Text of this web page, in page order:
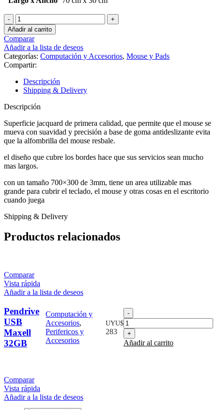
Mousepad
Gamer
70x30cm
Gaming
D0503
cantidad
Añadir al carrito
Comparar
Añadir a la lista de deseos
Categorías: Computación y Accesorios, Mouse y Pads
Compartir:
Descripción
Shipping & Delivery
Descripción
Superficie jacquard de primera calidad, que permite que el mouse se
mueva con suavidad y precisión a base de goma antideslizante evita
que la alfombrilla del mouse resbale.
el diseño que cubre los bordes hace que sus servicios sean mucho
mas largos.
con un tamaño 700×300 de 3mm, tiene un area utilizable mas
grande para cubrir el teclado, el mouse y otras cosas en el escritorio
cuando juega
Shipping & Delivery
Productos relacionados
Comparar
Vista rápida
Añadir a la lista de deseos
Pendrive
USB
Maxell
32GB
Computación y
Accesorios,
Perifericos y
Accesorios
UYU$
283
Pendrive
USB
Maxell
32GB
cantidad
Añadir al carrito
Comparar
Vista rápida
Añadir a la lista de deseos